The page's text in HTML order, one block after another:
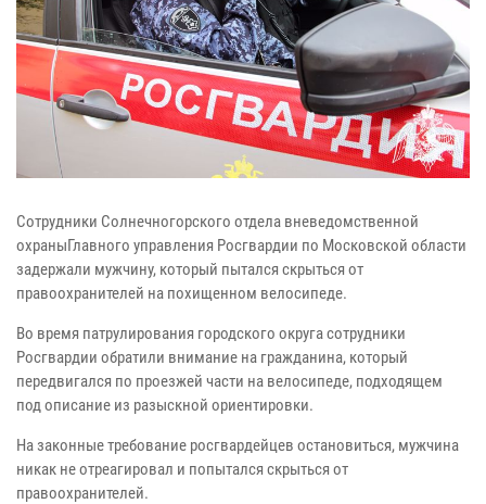
Сотрудники Солнечногорского отдела вневедомственной
охраныГлавного управления Росгвардии по Московской области
задержали мужчину, который пытался скрыться от
правоохранителей на похищенном велосипеде.
Во время патрулирования городского округа сотрудники
Росгвардии обратили внимание на гражданина, который
передвигался по проезжей части на велосипеде, подходящем
под описание из разыскной ориентировки.
На законные требование росгвардейцев остановиться, мужчина
никак не отреагировал и попытался скрыться от
правоохранителей.